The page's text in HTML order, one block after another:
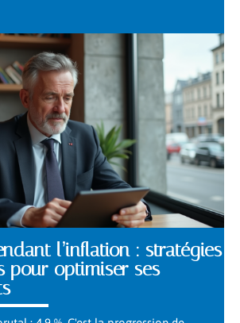
l’inflation : stratégies
pour optimiser ses